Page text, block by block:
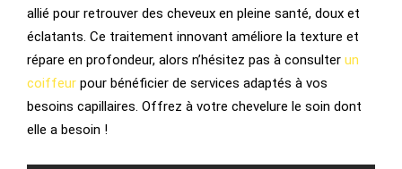
allié pour retrouver des cheveux en pleine santé, doux et
éclatants. Ce traitement innovant améliore la texture et
répare en profondeur, alors n’hésitez pas à consulter un
coiffeur pour bénéficier de services adaptés à vos
besoins capillaires. Offrez à votre chevelure le soin dont
elle a besoin !